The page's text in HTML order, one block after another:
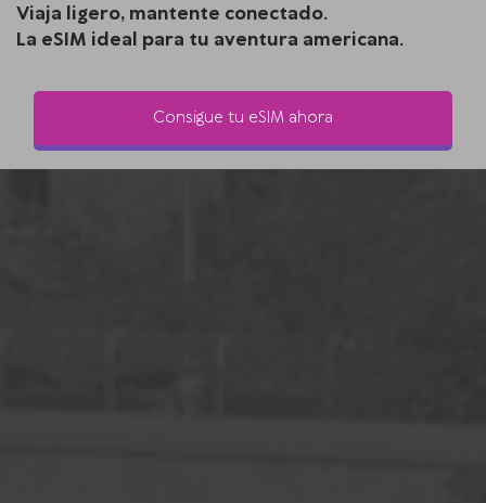
Viaja ligero, mantente conectado.
La eSIM ideal para tu aventura americana.
Consigue tu eSIM ahora